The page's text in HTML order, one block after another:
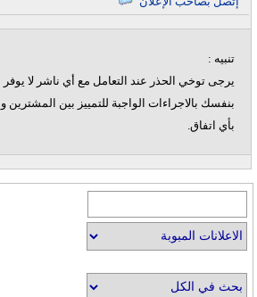
تنبيه :
يرجى توخي الحذر عند التعامل مع أي ناشر لا
بنفسك بالاجراءات الواجبة للتمييز بين المشترين
بأي اتفاق.